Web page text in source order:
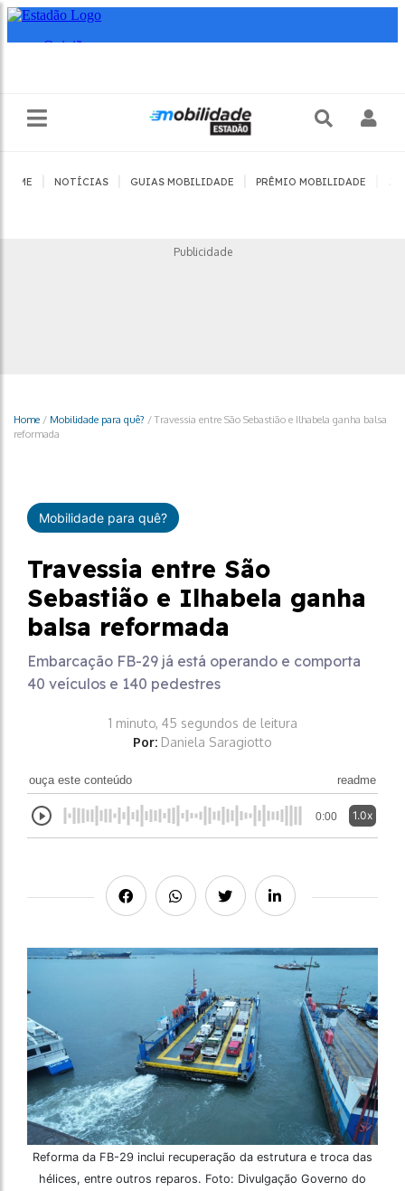
HOME NOTÍCIAS GUIAS MOBILIDADE PRÊMIO MOBILIDADE
Publicidade
Home / Mobilidade para quê? /Travessia entre São Sebastião e Ilhabela ganha balsa
reformada
Mobilidade para quê?
Travessia entre São
Sebastião e Ilhabela ganha
balsa reformada
Embarcação FB-29 já está operando e comporta
40 veículos e 140 pedestres
1 minuto, 45 segundos de leitura
Por: Daniela Saragiotto
ouça este conteúdo readme
0:00 1.0x
Reforma da FB-29 inclui recuperação da estrutura e troca das
hélices, entre outros reparos. Foto: Divulgação Governo do